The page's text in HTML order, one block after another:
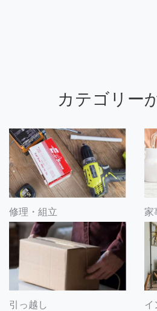
カテゴリー
修理・組立 家
引っ越し イ